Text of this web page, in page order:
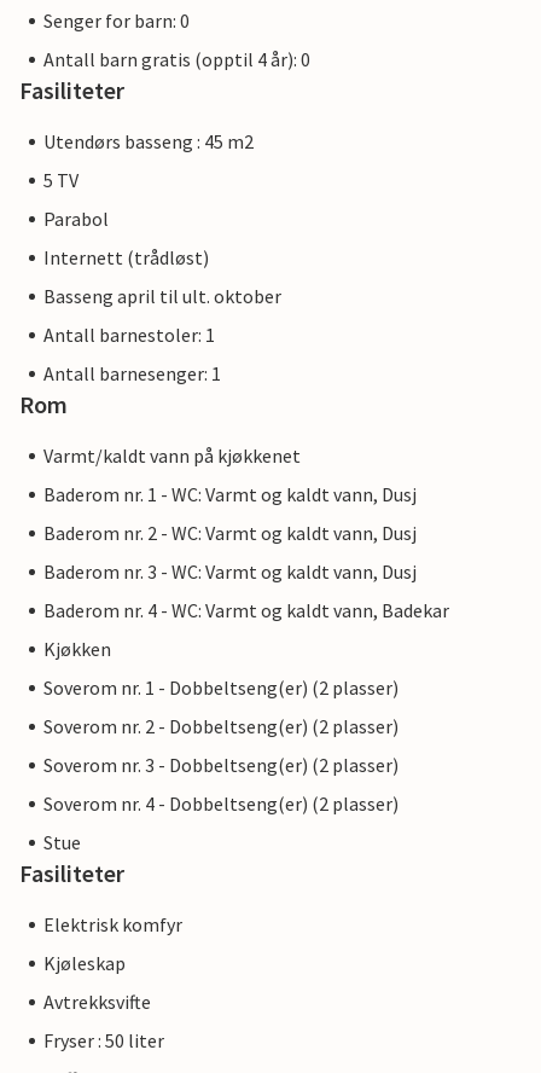
Senger for barn: 0
Antall barn gratis (opptil 4 år): 0
Fasiliteter
Utendørs basseng : 45 m2
5 TV
Parabol
Internett (trådløst)
Basseng april til ult. oktober
Antall barnestoler: 1
Antall barnesenger: 1
Rom
Varmt/kaldt vann på kjøkkenet
Baderom nr. 1 - WC: Varmt og kaldt vann, Dusj
Baderom nr. 2 - WC: Varmt og kaldt vann, Dusj
Baderom nr. 3 - WC: Varmt og kaldt vann, Dusj
Baderom nr. 4 - WC: Varmt og kaldt vann, Badekar
Kjøkken
Soverom nr. 1 - Dobbeltseng(er) (2 plasser)
Soverom nr. 2 - Dobbeltseng(er) (2 plasser)
Soverom nr. 3 - Dobbeltseng(er) (2 plasser)
Soverom nr. 4 - Dobbeltseng(er) (2 plasser)
Stue
Fasiliteter
Elektrisk komfyr
Kjøleskap
Avtrekksvifte
Fryser : 50 liter